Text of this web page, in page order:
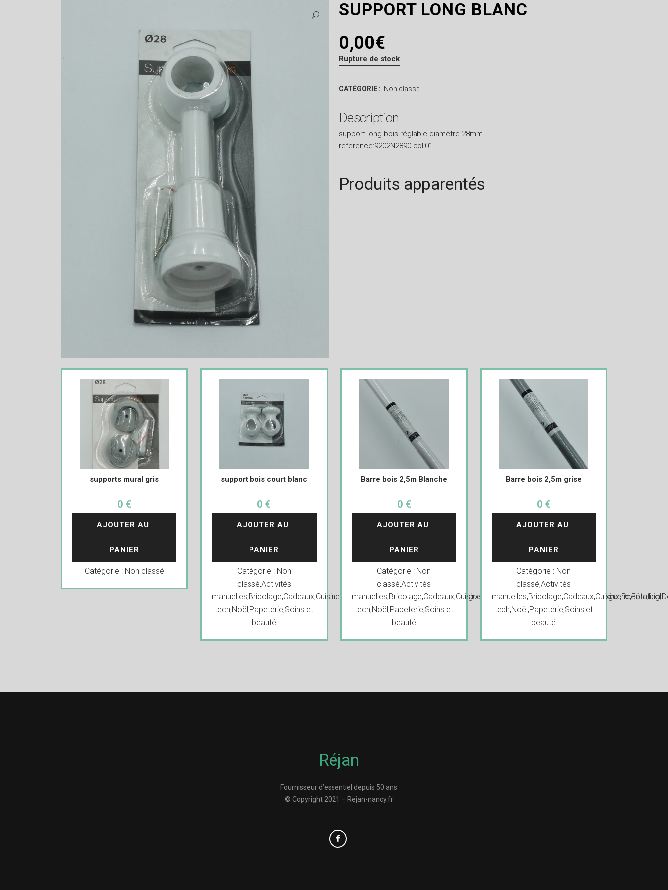
SUPPORT LONG BLANC
0,00€
Rupture de stock
CATÉGORIE : Non classé
Description
support long bois réglable diamètre 28mm
reference:9202N2890 col:01
Produits apparentés
supports mural gris
0 €
AJOUTER AU
PANIER
Catégorie : Non classé
support bois court blanc
0 €
AJOUTER AU
PANIER
Catégorie : Non
classé,Activités
manuelles,Bricolage,Cadeaux,Cuisine Decoration,Déguisements,Divers,Droguerie Fête,High
tech,Noël,Papeterie,Soins et
beauté
Barre bois 2,5m Blanche
0 €
AJOUTER AU
PANIER
Catégorie : Non
classé,Activités
manuelles,Bricolage,Cadeaux,Cuisine, Decoration,Déguisements,Divers,Droguerie,Fête,High
tech,Noël,Papeterie,Soins et
beauté
Barre bois 2,5m grise
0 €
AJOUTER AU
PANIER
Catégorie : Non
classé,Activités
manuelles,Bricolage,Cadeaux,Cuisine,Decoration,
tech,Noël,Papeterie,Soins et
beauté
Réjan
Fournisseur d’essentiel depuis 50 ans
© Copyright 2021 – Rejan-nancy.fr